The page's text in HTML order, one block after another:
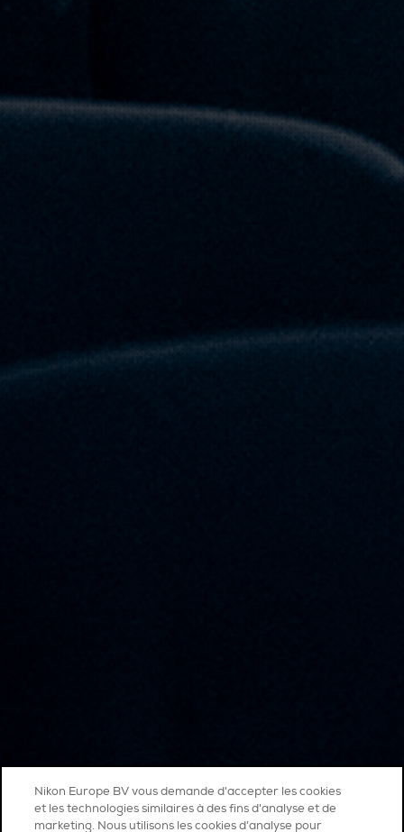
Nikon Europe BV vous demande d'accepter les cookies
et les technologies similaires à des fins d'analyse et de
marketing. Nous utilisons les cookies d’analyse pour